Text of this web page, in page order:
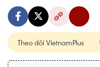
Theo dõi VietnamPlus